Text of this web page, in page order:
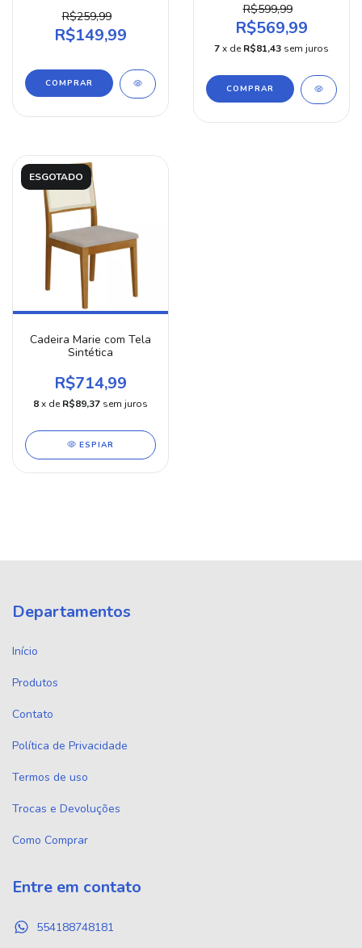
R$259,99
R$149,99
COMPRAR
R$599,99
R$569,99
7x de R$81,43 sem juros
COMPRAR
ESGOTADO
Cadeira Marie com Tela
Sintética
R$714,99
8x de R$89,37 sem juros
ESPIAR
Departamentos
Início
Produtos
Contato
Política de Privacidade
Termos de uso
Trocas e Devoluções
Como Comprar
Entre em contato
554188748181